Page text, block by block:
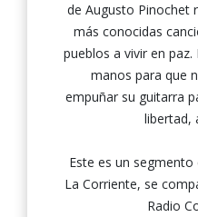
de Augusto Pinochet
más conocidas
pueblos a vivir en
manos para que
empuñar su guitarra
libertad,
Este es un
La Corriente, se
Radio